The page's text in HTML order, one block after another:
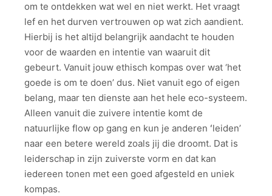
om te ontdekken wat wel en niet werkt. Het vraagt
lef en het durven vertrouwen op wat zich aandient.
Hierbij is het altijd belangrijk aandacht te houden
voor de waarden en intentie van waaruit dit
gebeurt. Vanuit jouw ethisch kompas over wat ‘het
goede is om te doen’ dus. Niet vanuit ego of eigen
belang, maar ten dienste aan het hele eco-systeem.
Alleen vanuit die zuivere intentie komt de
natuurlijke flow op gang en kun je anderen ʻleidenʼ
naar een betere wereld zoals jij die droomt. Dat is
leiderschap in zijn zuiverste vorm en dat kan
iedereen tonen met een goed afgesteld en uniek
kompas.